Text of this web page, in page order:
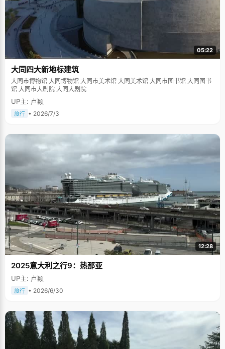
05:22
大同四大新地标建筑
大同市博物馆 大同博物馆 大同市美术馆 大同美术馆 大同市图书馆 大同图书
馆 大同市大剧院 大同大剧院
UP主: 卢颖
旅行 • 2026/7/3
12:28
2025意大利之行9：热那亚
UP主: 卢颖
旅行 • 2026/6/30